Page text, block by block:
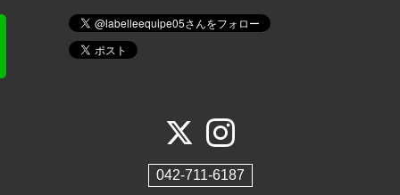
042-711-6187